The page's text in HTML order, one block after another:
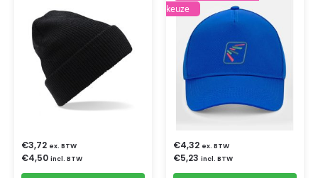
€3,72 ex. BTW
€4,50 incl. BTW
keuze
€4,32 ex. BTW
€5,23 incl. BTW